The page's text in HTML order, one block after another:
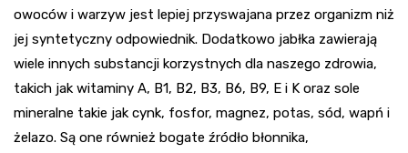
owoców i warzyw jest lepiej przyswajana przez organizm niż
jej syntetyczny odpowiednik. Dodatkowo jabłka zawierają
wiele innych substancji korzystnych dla naszego zdrowia,
takich jak witaminy A, B1, B2, B3, B6, B9, E i K oraz sole
mineralne takie jak cynk, fosfor, magnez, potas, sód, wapń i
żelazo. Są one również bogate źródło błonnika,